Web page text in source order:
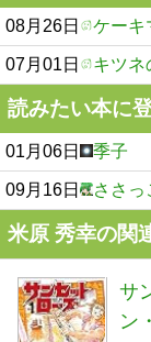
08月26日 ケーキ
07月01日 キツネ
読みたい本に
01月06日 季子
09月16日 ささっ
米原 秀幸の関
サ
ン